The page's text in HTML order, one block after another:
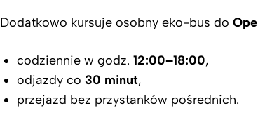
Dodatkowo kursuje osobny eko-bus do
codziennie w godz. 12:00–18:00,
odjazdy co 30 minut,
przejazd bez przystanków pośrednich.